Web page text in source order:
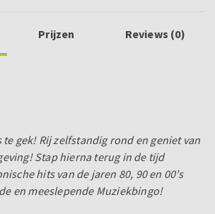
Prijzen Reviews (0)
gek! Rij zelfstandig rond en geniet van
Stap hierna terug in de tijd
hits van de jaren 80, 90 en 00's
en meeslepende Muziekbingo!